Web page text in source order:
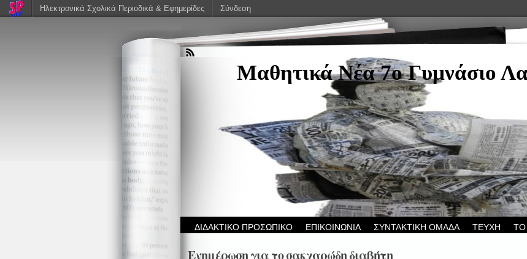
Μαθητικά Νέα 7ο Γυμνάσιο
ΔΙΔΑΚΤΙΚΟ ΠΡΟΣΩΠΙΚΟ ΕΠΙΚΟΙΝΩΝΙΑ ΣΥΝΤΑΚΤΙΚΗ ΟΜΑΔΑ ΤΕΥΧΗ ΤΟ
Ενημέρωση για το σακχαρώδη διαβήτη
Ηλεκτρονικά Σχολικά Περιοδικά & Εφημερίδες Σύνδεση